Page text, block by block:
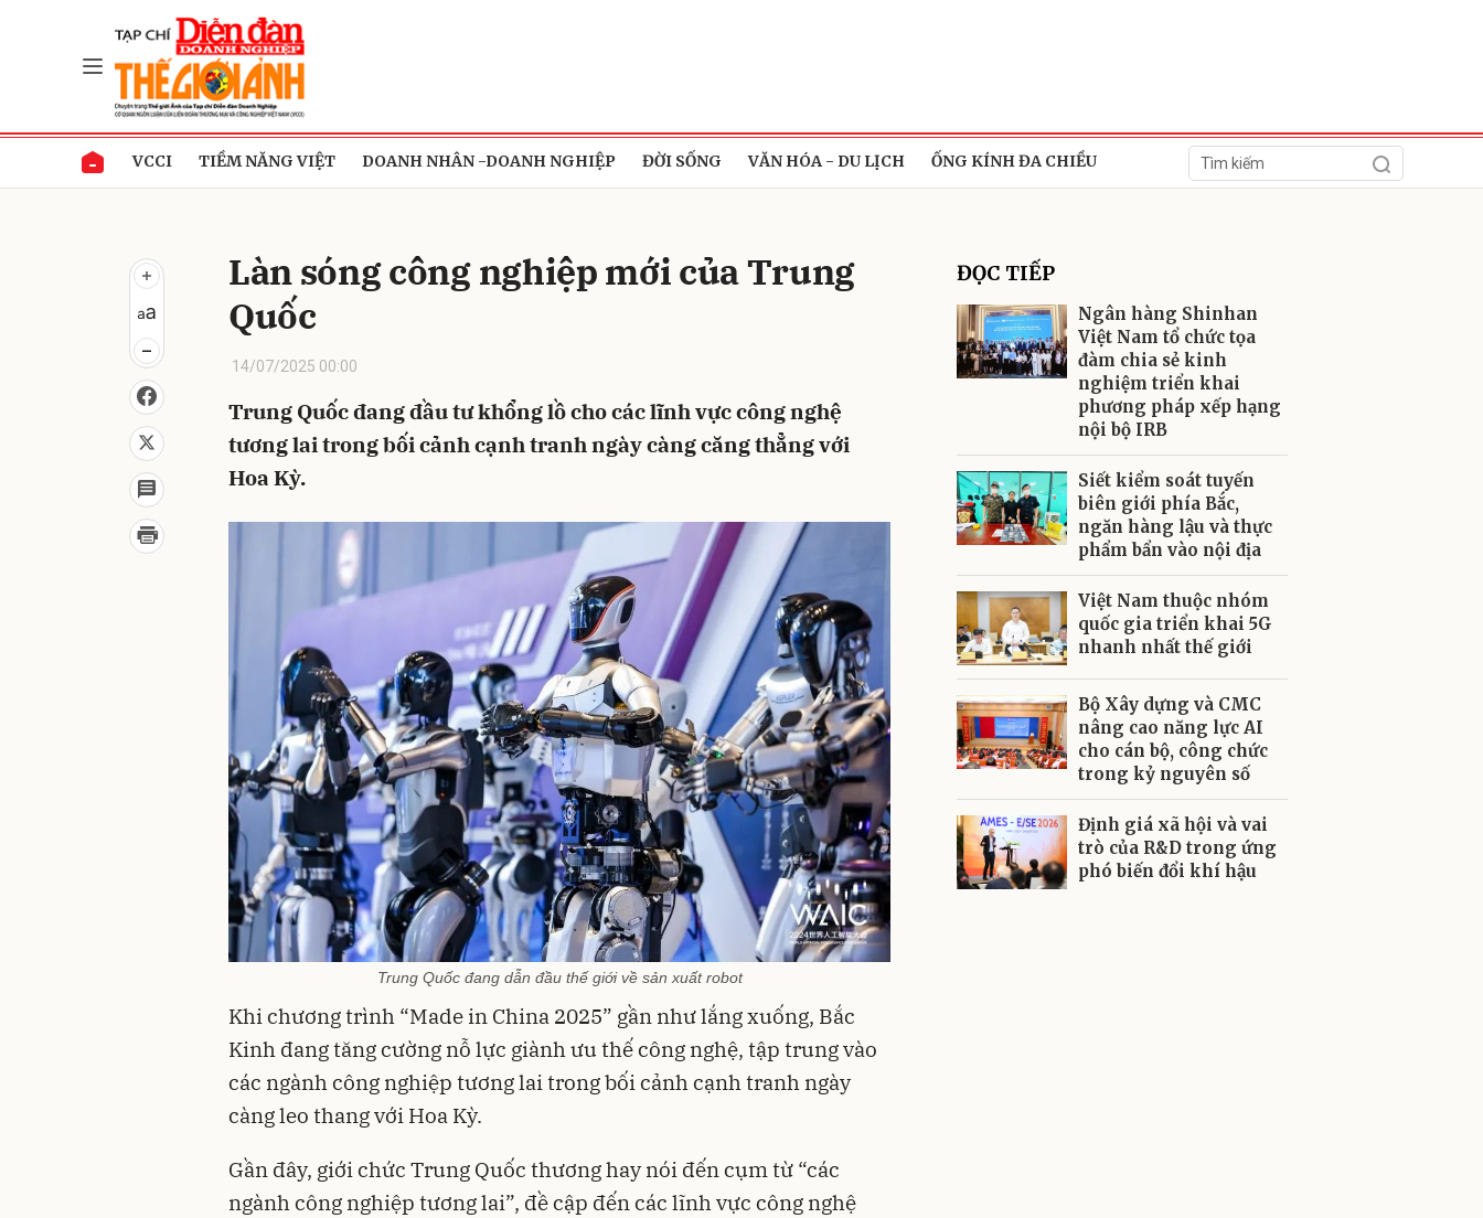
VCCI TIỀM NĂNG VIỆT DOANH NHÂN -DOANH NGHIỆP ĐỜI SỐNG VĂN HÓA - DU LỊCH ỐNG KÍNH ĐA CHIỀU
Làn sóng công nghiệp mới của Trung
Quốc
14/07/2025 00:00
Trung Quốc đang đầu tư khổng lồ cho các lĩnh vực công nghệ
tương lai trong bối cảnh cạnh tranh ngày càng căng thẳng với
Hoa Kỳ.
Trung Quốc đang dẫn đầu thế giới về sản xuất robot
Khi chương trình “Made in China 2025” gần như lắng xuống, Bắc
Kinh đang tăng cường nỗ lực giành ưu thế công nghệ, tập trung vào
các ngành công nghiệp tương lai trong bối cảnh cạnh tranh ngày
càng leo thang với Hoa Kỳ.
Gần đây, giới chức Trung Quốc thương hay nói đến cụm từ “các
ngành công nghiệp tương lai”, đề cập đến các lĩnh vực công nghệ
ĐỌC TIẾP
Ngân hàng Shinhan
Việt Nam tổ chức tọa
đàm chia sẻ kinh
nghiệm triển khai
phương pháp xếp hạng
nội bộ IRB
Siết kiểm soát tuyến
biên giới phía Bắc,
ngăn hàng lậu và thực
phẩm bẩn vào nội địa
Việt Nam thuộc nhóm
quốc gia triển khai 5G
nhanh nhất thế giới
Bộ Xây dựng và CMC
nâng cao năng lực AI
cho cán bộ, công chức
trong kỷ nguyên số
Định giá xã hội và vai
trò của R&D trong ứng
phó biến đổi khí hậu
Gửi